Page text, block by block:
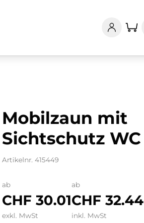
Mobilzaun mit
Sichtschutz WC
Artikelnr. 415449
ab
CHF 30.01
exkl. MwSt
ab
CHF 32.44
inkl. MwSt